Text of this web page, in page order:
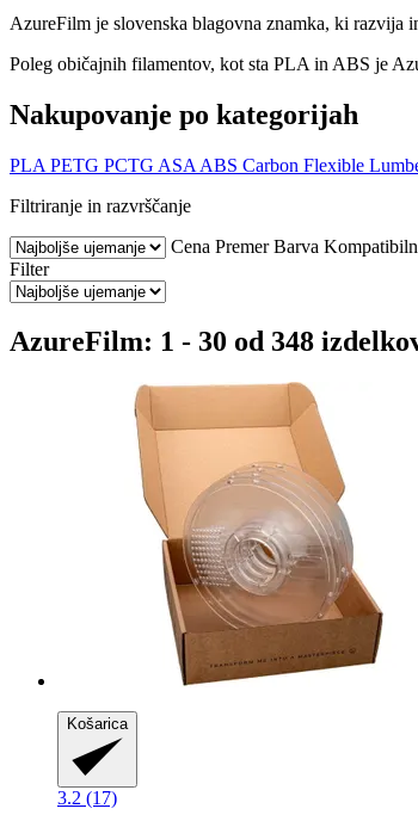
AzureFilm je slovenska blagovna znamka, ki razvija
Poleg običajnih filamentov, kot sta PLA in ABS je
Nakupovanje po kategorijah
PLA PETG PCTG ASA ABS Carbon Flexible
Filtriranje in razvrščanje
Cena Premer Barva
Filter
AzureFilm: 1 - 30 od 348
Košarica
3.2 (17)